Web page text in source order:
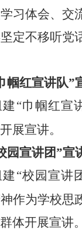
习体会、交
定不移听党
帼红宣讲队”
“巾帼红宣
展宣讲。
园宣讲团”宣
“校园宣讲
作为学校思
体开展宣讲。